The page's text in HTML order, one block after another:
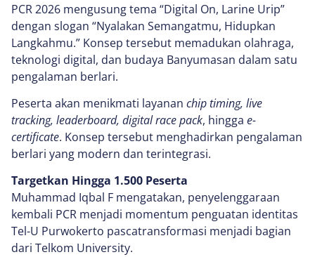
PCR 2026 mengusung tema “Digital On, Larine Urip”
dengan slogan “Nyalakan Semangatmu, Hidupkan
Langkahmu.” Konsep tersebut memadukan olahraga,
teknologi digital, dan budaya Banyumasan dalam satu
pengalaman berlari.
Peserta akan menikmati layanan chip timing, live
tracking, leaderboard, digital race pack, hingga e-
certificate. Konsep tersebut menghadirkan pengalaman
berlari yang modern dan terintegrasi.
Targetkan Hingga 1.500 Peserta
Muhammad Iqbal F mengatakan, penyelenggaraan
kembali PCR menjadi momentum penguatan identitas
Tel-U Purwokerto pascatransformasi menjadi bagian
dari Telkom University.